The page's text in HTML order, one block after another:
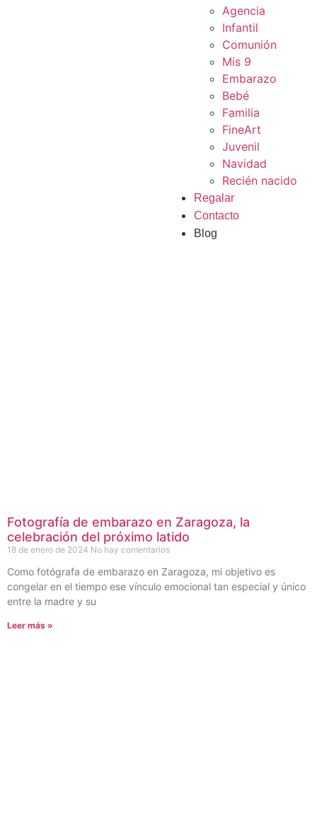
Agencia
Infantil
Comunión
Mis 9
Embarazo
Bebé
Familia
FineArt
Juvenil
Navidad
Recién nacido
Regalar
Contacto
Blog
Fotografía de embarazo en Zaragoza, la
celebración del próximo latido
18 de enero de 2024 No hay comentarios
Como fotógrafa de embarazo en Zaragoza, mi objetivo es
congelar en el tiempo ese vínculo emocional tan especial y único
entre la madre y su
Leer más »